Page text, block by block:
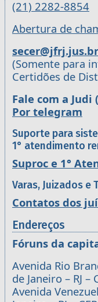
(21) 2282-8854
Abertura de
secer@jfrj.jus.br
(Somente para
Certidões de
Fale com a
Por telegram
Suporte para
1° atendimento
Suproc e 1°
Varas, Juizados e
Contatos dos
Endereços
Fóruns da
Avenida Rio
de Janeiro – RJ –
Avenida